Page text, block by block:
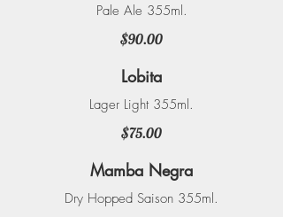
Pale Ale 355ml.
$90.00
Lobita
Lager Light 355ml.
$75.00
Mamba Negra
Dry Hopped Saison 355ml.